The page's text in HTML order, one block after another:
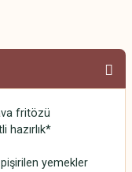
fritözü
hazırlık*
pişirilen yemekler